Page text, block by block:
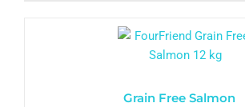
Grain Free Salmon